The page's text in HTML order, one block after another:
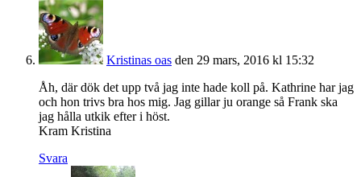
Kristinas oas den 29 mars, 2016 kl 15:32
Åh, där dök det upp två jag inte hade koll på. Kathrine har jag
och hon trivs bra hos mig. Jag gillar ju orange så Frank ska
jag hålla utkik efter i höst.
Kram Kristina
Svara